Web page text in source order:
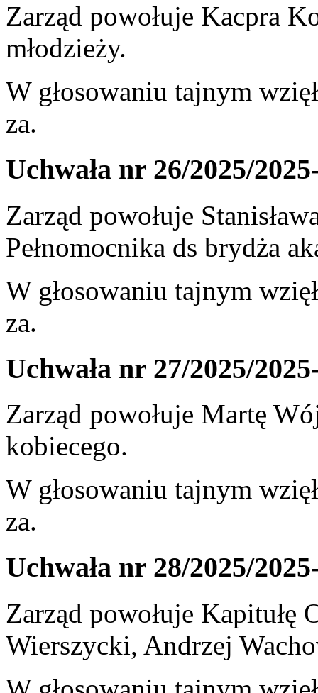
Zarząd powołuje Kacpra
młodzieży.
W głosowaniu tajnym
za.
Uchwała nr 26/2025/
Zarząd powołuje
Pełnomocnika ds brydża
W głosowaniu tajnym
za.
Uchwała nr 27/2025/
Zarząd powołuje Martę
kobiecego.
W głosowaniu tajnym
za.
Uchwała nr 28/2025/
Zarząd powołuje Kapitułę
Wierszycki, Andrzej